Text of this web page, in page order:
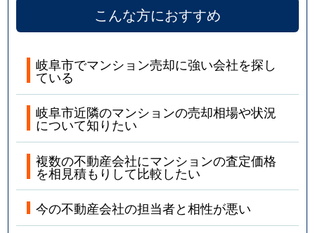
こんな方におすすめ
岐阜市でマンション売却に強い会社を探し
ている
岐阜市近隣のマンションの売却相場や状況
について知りたい
複数の不動産会社にマンションの査定価格
を相見積もりして比較したい
今の不動産会社の担当者と相性が悪い